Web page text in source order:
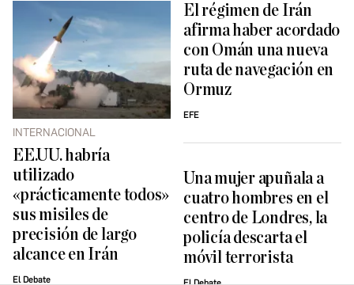
INTERNACIONAL
EE.UU. habría
utilizado
«prácticamente todos»
sus misiles de
precisión de largo
alcance en Irán
El Debate
El régimen de Irán
afirma haber acordado
con Omán una nueva
ruta de navegación en
Ormuz
EFE
Una mujer apuñala a
cuatro hombres en el
centro de Londres, la
policía descarta el
móvil terrorista
El Debate